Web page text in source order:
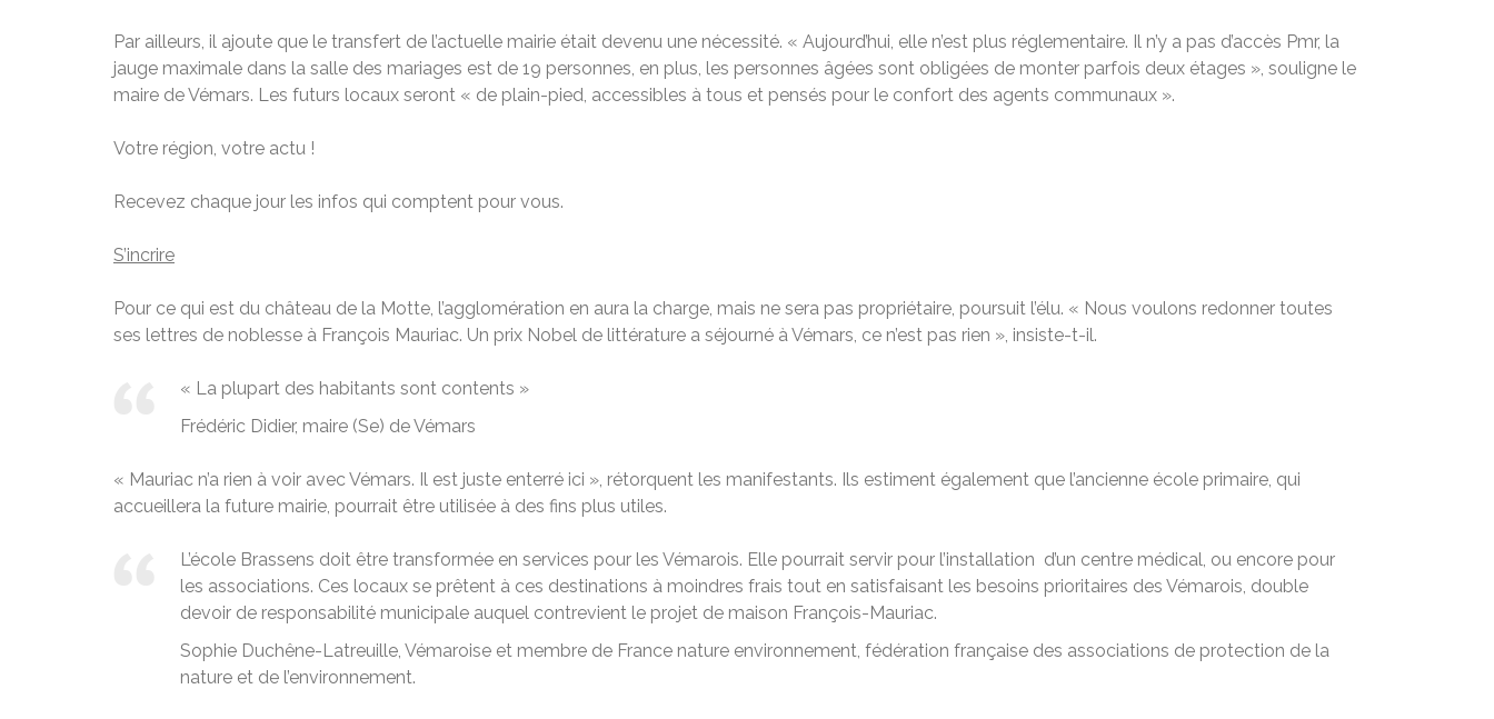
Par ailleurs, il ajoute que le transfert de l’actuelle mairie était devenu une nécessité. « Aujourd’hui, elle n’est plus réglementaire. Il n’y a pas d’accès Pmr, la
jauge maximale dans la salle des mariages est de 19 personnes, en plus, les personnes âgées sont obligées de monter parfois deux étages », souligne le
maire de Vémars. Les futurs locaux seront « de plain-pied, accessibles à tous et pensés pour le confort des agents communaux ».
Votre région, votre actu !
Recevez chaque jour les infos qui comptent pour vous.
S’incrire
Pour ce qui est du château de la Motte, l’agglomération en aura la charge, mais ne sera pas propriétaire, poursuit l’élu. « Nous voulons redonner toutes
ses lettres de noblesse à François Mauriac. Un prix Nobel de littérature a séjourné à Vémars, ce n’est pas rien », insiste-t-il.
« La plupart des habitants sont contents »
Frédéric Didier, maire (Se) de Vémars
« Mauriac n’a rien à voir avec Vémars. Il est juste enterré ici », rétorquent les manifestants. Ils estiment également que l’ancienne école primaire, qui
accueillera la future mairie, pourrait être utilisée à des fins plus utiles.
L’école Brassens doit être transformée en services pour les Vémarois. Elle pourrait servir pour l’installation d’un centre médical, ou encore pour
les associations. Ces locaux se prêtent à ces destinations à moindres frais tout en satisfaisant les besoins prioritaires des Vémarois, double
devoir de responsabilité municipale auquel contrevient le projet de maison François-Mauriac.
Sophie Duchêne-Latreuille, Vémaroise et membre de France nature environnement, fédération française des associations de protection de la
nature et de l’environnement.